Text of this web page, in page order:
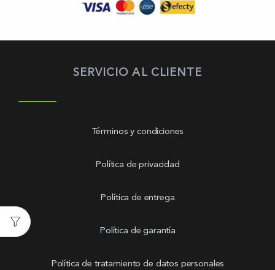
SERVICIO AL CLIENTE
Términos y condiciones
Política de privacidad
Política de entrega
Política de garantía
Política de tratamiento de datos personales